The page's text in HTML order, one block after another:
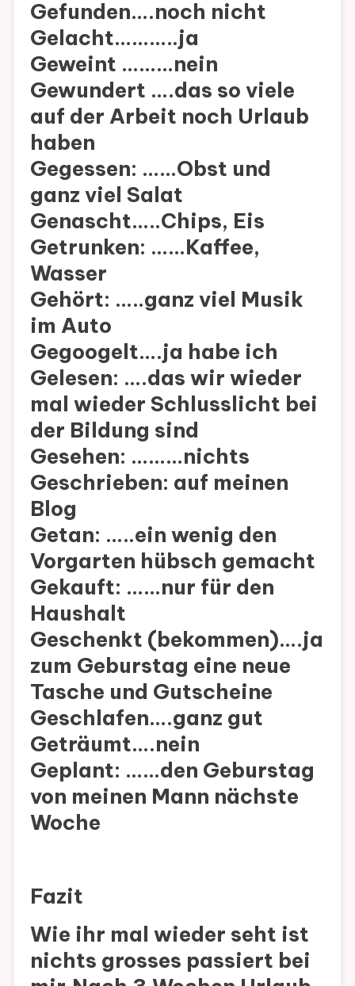
Gefunden….noch nicht
Gelacht………..ja
Geweint ………nein
Gewundert ….das so viele
auf der Arbeit noch Urlaub
haben
Gegessen: ……Obst und
ganz viel Salat
Genascht…..Chips, Eis
Getrunken: ……Kaffee,
Wasser
Gehört: …..ganz viel Musik
im Auto
Gegoogelt….ja habe ich
Gelesen: ….das wir wieder
mal wieder Schlusslicht bei
der Bildung sind
Gesehen: ………nichts
Geschrieben: auf meinen
Blog
Getan: …..ein wenig den
Vorgarten hübsch gemacht
Gekauft: ……nur für den
Haushalt
Geschenkt (bekommen)….ja
zum Geburstag eine neue
Tasche und Gutscheine
Geschlafen….ganz gut
Geträumt….nein
Geplant: ……den Geburstag
von meinen Mann nächste
Woche
Fazit
Wie ihr mal wieder seht ist
nichts grosses passiert bei